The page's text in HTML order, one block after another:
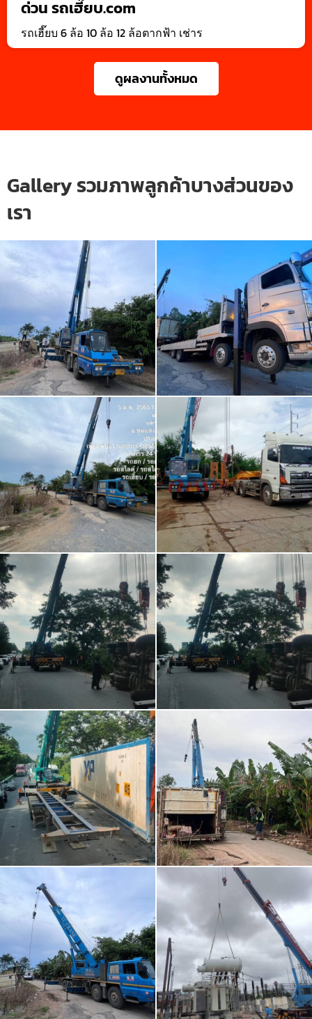
ด่วน รถเฮี๊ยบ.com
รถเฮี๊ยบ 6 ล้อ 10 ล้อ 12 ล้อตากฟ้า เช่าร
ดูผลงานทั้งหมด
Gallery รวมภาพลูกค้าบางส่วนของ
เรา